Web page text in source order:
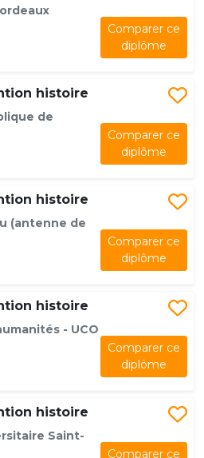
Comparer ce
diplôme
histoire
de
Comparer ce
diplôme
histoire
(antenne de
Comparer ce
diplôme
histoire
- UCO
Comparer ce
diplôme
histoire
Saint-
Comparer ce